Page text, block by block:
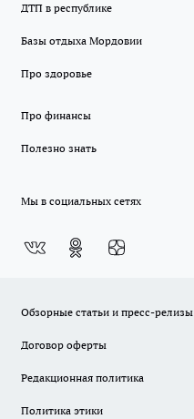
ДТП в республике
Базы отдыха Мордовии
Про здоровье
Про финансы
Полезно знать
Мы в социальных сетях
Обзорные статьи и пресс-релизы
Договор оферты
Редакционная политика
Политика этики